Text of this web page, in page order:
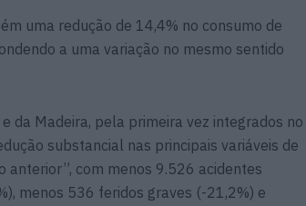
uma redução de 14,4% no consumo de
a uma variação no mesmo sentido
da Madeira, pela primeira vez integrados no
substancial nas principais variáveis de
anterior”, com menos 9.526 acidentes
menos 536 feridos graves (-21,2%) e